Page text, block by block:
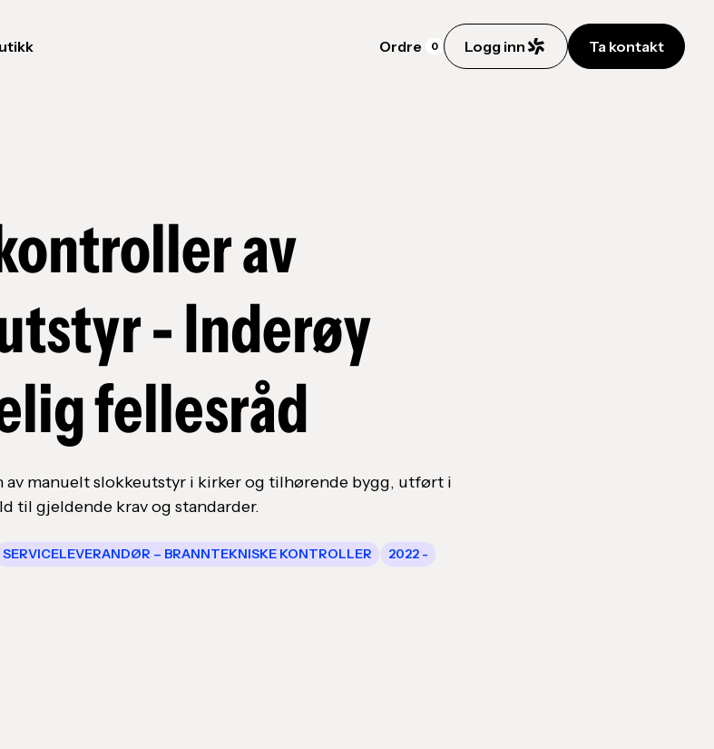
Ordre 0 Logg inn Ta kontakt
av
- Inderøy
fellesråd
manuelt slokkeutstyr i kirker og tilhørende bygg, utført i
til gjeldende krav og standarder.
SERVICELEVERANDØR – BRANNTEKNISKE KONTROLLER 2022 -